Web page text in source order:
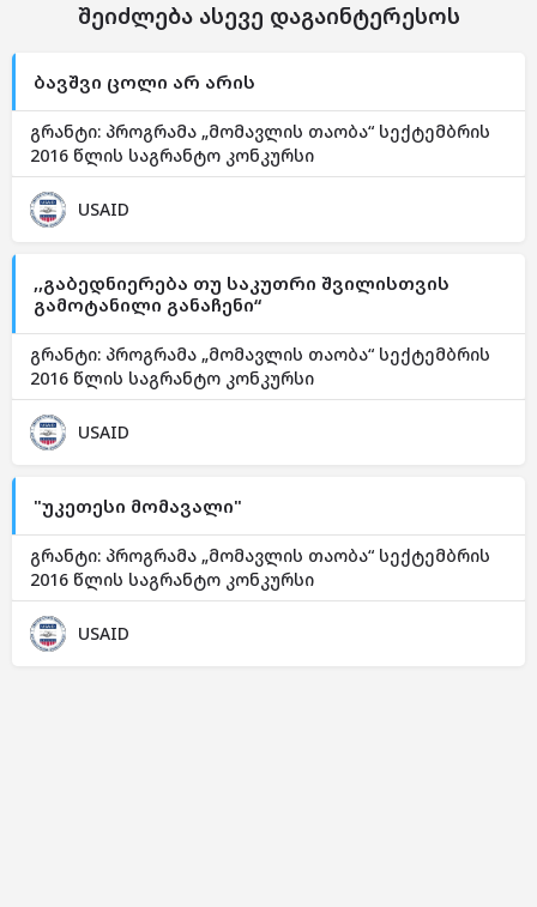
შეიძლება ასევე დაგაინტერესოს
ბავშვი ცოლი არ არის
გრანტი: პროგრამა „მომავლის თაობა“ სექტემბრის
2016 წლის საგრანტო კონკურსი
USAID
,,გაბედნიერება თუ საკუთრი შვილისთვის
გამოტანილი განაჩენი“
გრანტი: პროგრამა „მომავლის თაობა“ სექტემბრის
2016 წლის საგრანტო კონკურსი
USAID
"უკეთესი მომავალი"
გრანტი: პროგრამა „მომავლის თაობა“ სექტემბრის
2016 წლის საგრანტო კონკურსი
USAID